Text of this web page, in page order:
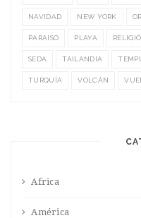
NAVIDAD NEW YORK
PARAISO PLAYA
SEDA TAILANDIA
TURQUÍA VOLCÁN
Africa
América